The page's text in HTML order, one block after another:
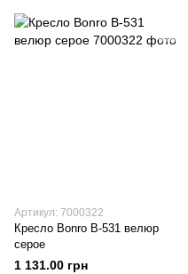
Артикул: 7000322
Кресло Bonro B-531 велюр
серое
1 131.00 грн